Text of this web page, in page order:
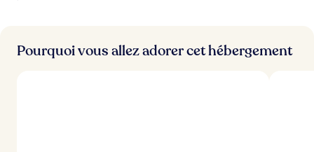
Pourquoi vous allez adorer cet hébergement